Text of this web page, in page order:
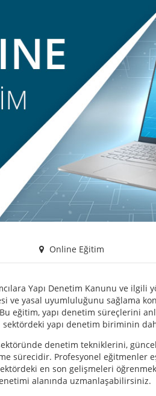
Online Eğitim
Yapı Denetim Kanunu ve ilgili
ve yasal uyumluluğunu sağlama
eğitim, yapı denetim süreçlerini
sektördeki yapı denetim biriminin
denetim tekniklerini,
sürecidir. Profesyonel eğitmenler
en son gelişmeleri
alanında uzmanlaşabilirsiniz.